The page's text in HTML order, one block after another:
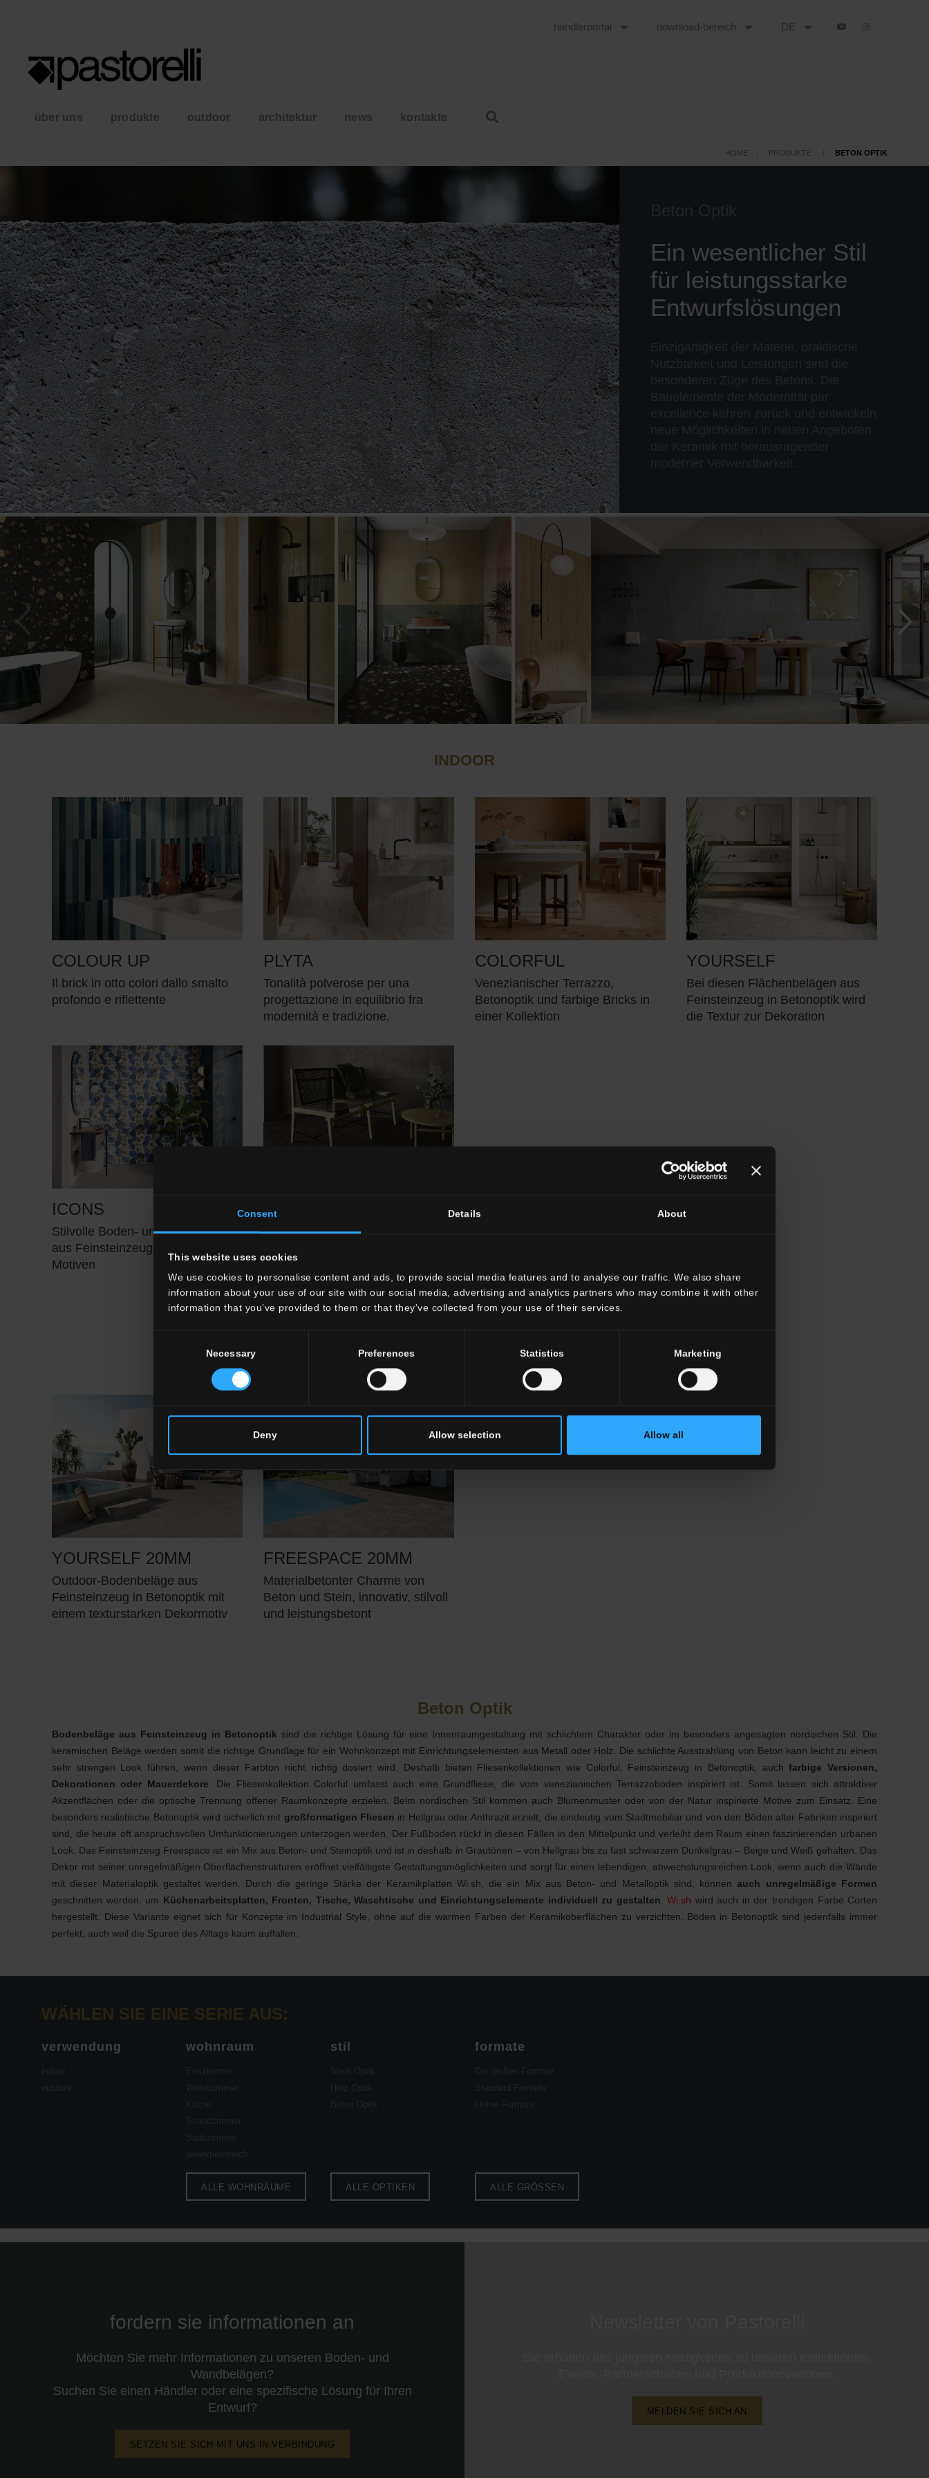
Consent Details About
This website uses cookies
We use cookies to personalise content and ads, to provide social media features and to analyse our traffic. We also share
information about your use of our site with our social media, advertising and analytics partners who may combine it with other
information that you’ve provided to them or that they’ve collected from your use of their services.
Necessary Preferences Statistics Marketing
Deny Allow selection Allow all
händlerportal download-bereich DE
über uns produkte outdoor architektur news kontakte
HOME PRODUKTE BETON OPTIK
Ein wesentlicher Stil
für leistungsstarke
Entwurfslösungen
INDOOR
COLOUR UP
Il brick in otto colori dallo smalto
profondo e riflettente
PLYTA
Tonalità polverose per una
progettazione in equilibrio fra
modernità e tradizione.
COLORFUL
Venezianischer Terrazzo,
Betonoptik und farbige Bricks in
einer Kollektion
YOURSELF
Bei diesen Flächenbelägen aus
Feinsteinzeug in Betonoptik wird
die Textur zur Dekoration
ICONS
Stilvolle Boden- und Wandbeläge
aus Feinsteinzeug mit floralen
Motiven
FREESPACE
Innere und äußere Tiefe. Grip-
LösungenInnere und äußere Tiefe.
YOURSELF 20MM
Outdoor-Bodenbeläge aus
Feinsteinzeug in Betonoptik mit
einem texturstarken Dekormotiv
FREESPACE 20MM
Materialbetonter Charme von
Beton und Stein, innovativ, stilvoll
und leistungsbetont
Beton Optik
Bodenbeläge aus Feinsteinzeug in Betonoptik sind die richtige Lösung für eine Innenraumgestaltung mit schlichtem Charakter oder im besonders angesagten nordischen Stil. Die
keramischen Beläge werden somit die richtige Grundlage für ein Wohnkonzept mit Einrichtungselementen aus Metall oder Holz. Die schlichte Ausstrahlung von Beton kann leicht zu einem
sehr strengen Look führen, wenn dieser Farbton nicht richtig dosiert wird. Deshalb bieten Fliesenkollektionen wie Colorful, Feinsteinzeug in Betonoptik, auchfarbige Versionen,
Dekorationen oder Mauerdekore . Die Fliesenkollektion Colorful umfasst auch eine Grundfliese, die vom venezianischen Terrazzoboden inspiriert ist. Somit lassen sich attraktiver
Akzentflächen oder die optische Trennung offener Raumkonzepte erzielen. Beim nordischen Stil kommen auch Blumenmuster oder von der Natur inspirierte Motive zum Einsatz. Eine
besonders realistische Betonoptik wird sicherlich mit großformatigen Fliesen in Hellgrau oder Anthrazit erzielt, die eindeutig vom Stadtmobiliar und von den Böden alter Fabriken inspiriert
sind, die heute oft anspruchsvollen Umfunktionierungen unterzogen werden. Der Fußboden rückt in diesen Fällen in den Mittelpunkt und verleiht dem Raum einen faszinierenden urbanen
Look. Das Feinsteinzeug Freespace ist ein Mix aus Beton- und Steinoptik und ist in deshalb in Grautönen – von Hellgrau bis zu fast schwarzem Dunkelgrau – Beige und Weiß gehalten. Das
Dekor mit seiner unregelmäßigen Oberflächenstrukturen eröffnet vielfältigste Gestaltungsmöglichkeiten und sorgt für einen lebendigen, abwechslungsreichen Look, wenn auch die Wände
mit dieser Materialoptik gestaltet werden. Durch die geringe Stärke der Keramikplatten Wi.sh, die ein Mix aus Beton- und Metalloptik sind, könnenauch unregelmäßige Formen
geschnitten werden, um Küchenarbeitsplatten, Fronten, Tische, Waschtische und Einrichtungselemente individuell zu gestalten .Wi.sh wird auch in der trendigen Farbe Corten
hergestellt. Diese Variante eignet sich für Konzepte im Industrial Style, ohne auf die warmen Farben der Keramikoberflächen zu verzichten. Böden in Betonoptik sind jedenfalls immer
perfekt, auch weil die Spuren des Alltags kaum auffallen.
WÄHLEN SIE EINE SERIE AUS:
verwendung wohnraum
ALLE WOHNRÄUME
stil
ALLE OPTIKEN
formate
ALLE GRÖSSEN
fordern sie informationen an
Möchten Sie mehr Informationen zu unseren Boden- und
Wandbelägen?
Suchen Sie einen Händler oder eine spezifische Lösung für Ihren
Entwurf?
SETZEN SIE SICH MIT UNS IN VERBINDUNG
MELDEN SIE SICH AN